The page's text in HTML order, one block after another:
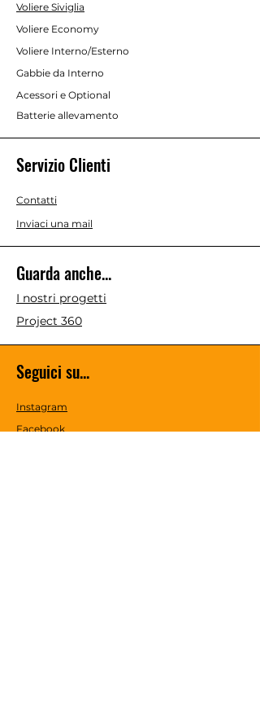
Voliere Siviglia
Voliere Economy
Voliere Interno/Esterno
Gabbie da Interno
Acessori e Optional
Batterie allevamento
Servizio Clienti
Contatti
Inviaci una mail
Guarda anche...
I nostri progetti
Project 360
Seguici su...
Instagram
Facebook